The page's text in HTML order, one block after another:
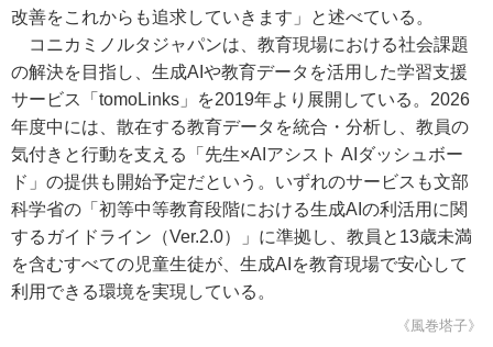
改善をこれからも追求していきます」と述べている。
コニカミノルタジャパンは、教育現場における社会課題
の解決を目指し、生成AIや教育データを活用した学習支援
サービス「tomoLinks」を2019年より展開している。2026
年度中には、散在する教育データを統合・分析し、教員の
気付きと行動を支える「先生×AIアシスト AIダッシュボー
ド」の提供も開始予定だという。いずれのサービスも文部
科学省の「初等中等教育段階における生成AIの利活用に関
するガイドライン（Ver.2.0）」に準拠し、教員と13歳未満
を含むすべての児童生徒が、生成AIを教育現場で安心して
利用できる環境を実現している。
《風巻塔子》